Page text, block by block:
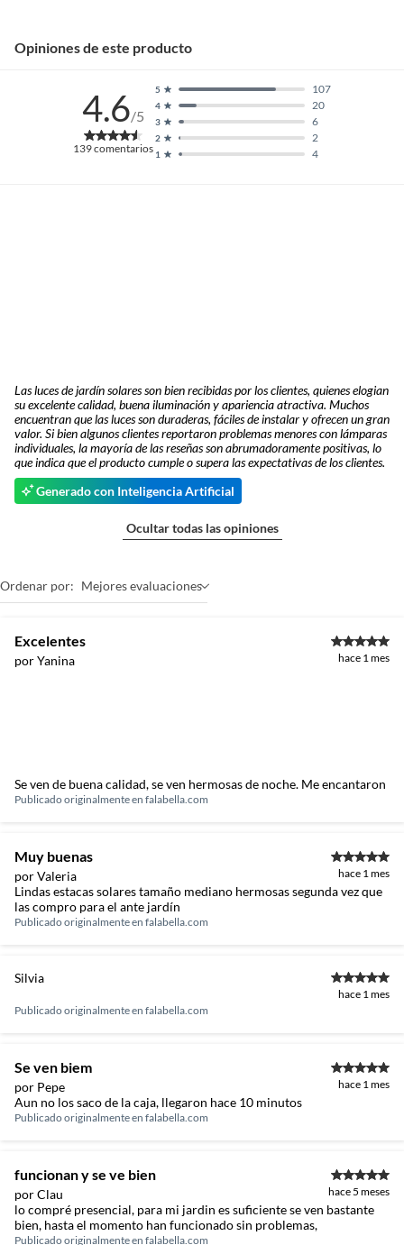
Profundidad 14 cm
Opiniones de este producto
4.6/5
139comentarios 1 4
2 2
3 6
4 20
5 107
Las luces de jardín solares son bien recibidas por los clientes, quienes elogian
su excelente calidad, buena iluminación y apariencia atractiva. Muchos
encuentran que las luces son duraderas, fáciles de instalar y ofrecen un gran
valor. Si bien algunos clientes reportaron problemas menores con lámparas
individuales, la mayoría de las reseñas son abrumadoramente positivas, lo
que indica que el producto cumple o supera las expectativas de los clientes.
Generado con Inteligencia Artificial
Ocultar todas las opiniones
Ordenar por: Mejores evaluaciones
Excelentes
por Yanina hace 1 mes
Se ven de buena calidad, se ven hermosas de noche. Me encantaron
Publicado originalmente en falabella.com
Muy buenas
por Valeria hace 1 mes
Lindas estacas solares tamaño mediano hermosas segunda vez que
las compro para el ante jardín
Publicado originalmente en falabella.com
Silvia
hace 1 mes
Publicado originalmente en falabella.com
Se ven biem
por Pepe hace 1 mes
Aun no los saco de la caja, llegaron hace 10 minutos
Publicado originalmente en falabella.com
funcionan y se ve bien
por Clau hace 5 meses
lo compré presencial, para mi jardin es suficiente se ven bastante
bien, hasta el momento han funcionado sin problemas,
Publicado originalmente en falabella.com